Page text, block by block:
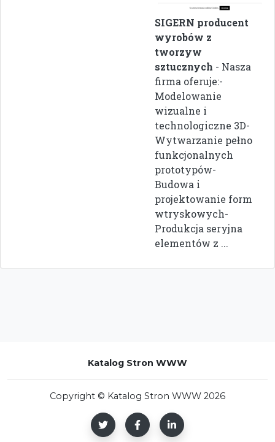
SIGERN producent
wyrobów z
tworzyw
sztucznych - Nasza
firma oferuje:-
Modelowanie
wizualne i
technologiczne 3D-
Wytwarzanie pełno
funkcjonalnych
prototypów-
Budowa i
projektowanie form
wtryskowych-
Produkcja seryjna
elementów z ...
Katalog Stron WWW
Copyright © Katalog Stron WWW 2026